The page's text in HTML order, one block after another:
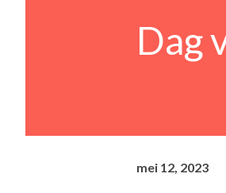
Dag
mei 12, 2023